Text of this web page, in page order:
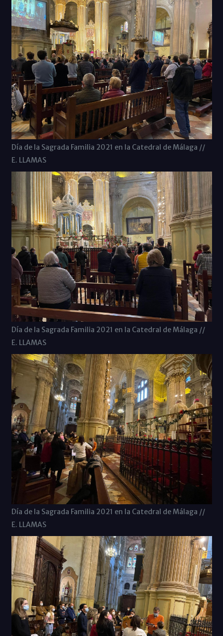
Día de la Sagrada Familia 2021 en la Catedral de Málaga //
E. LLAMAS
Día de la Sagrada Familia 2021 en la Catedral de Málaga //
E. LLAMAS
Día de la Sagrada Familia 2021 en la Catedral de Málaga //
E. LLAMAS